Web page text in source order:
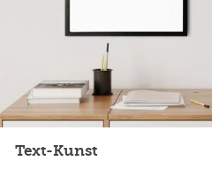
Text-Kunst